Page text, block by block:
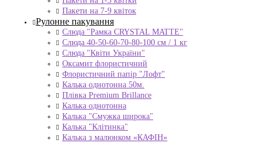
Пакети на 7-9 квіток
Рулонне пакування
Слюда "Рамка CRYSTAL MATTE"
Слюда 40-50-60-70-80-100 см / 1 кг
Слюда "Квіти України"
Оксамит флористичний
Флористичний папір "Лофт"
Калька однотонна 50м.
Плівка Premium Brillance
Калька однотонна
Калька "Смужка широка"
Калька "Клітинка"
Калька з малюнком «КАФІН»